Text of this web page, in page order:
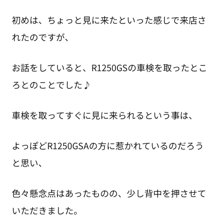
初めは、ちょっと見に来たといった感じで来店さ
れたのですが、
お話をしていると、R1250GSの車検を取ったとこ
ろとのことでした♪
車検を取ってすぐに見に来られるという事は、
よっぽどR1250GSAの方に惹かれているのだろう
と思い、
色々懸念点はあったものの、少し背中を押させて
いただきました。